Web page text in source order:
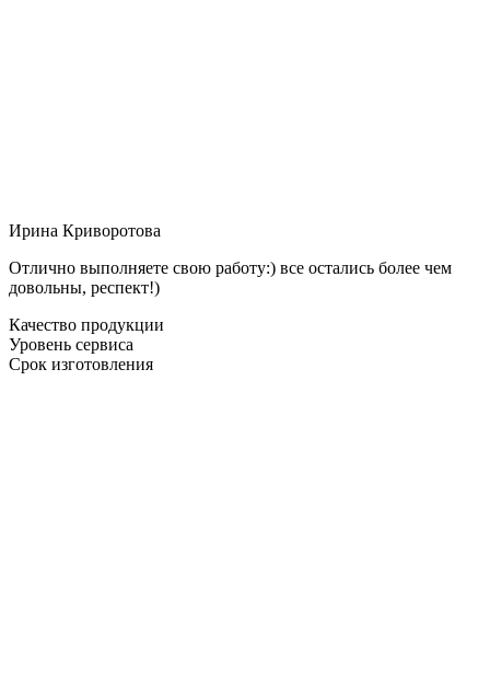
Ирина Криворотова
Отлично выполняете свою работу:) все остались более чем
довольны, респект!)
Качество продукции
Уровень сервиса
Срок изготовления